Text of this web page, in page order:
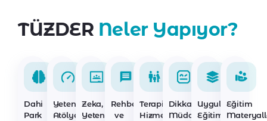
TÜZDER Neler Yapıyor?
Dahi
Park
Yetenek
Atölyeleri
Zeka,
Yetenek
Rehberlik
ve
Terapi
Hizmetleri
Dikkat
Müdahale
Uygulayıcı
Eğitimleri
Eğitim